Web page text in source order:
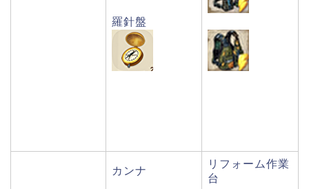
羅針盤
カンナ
リフォーム作業
台